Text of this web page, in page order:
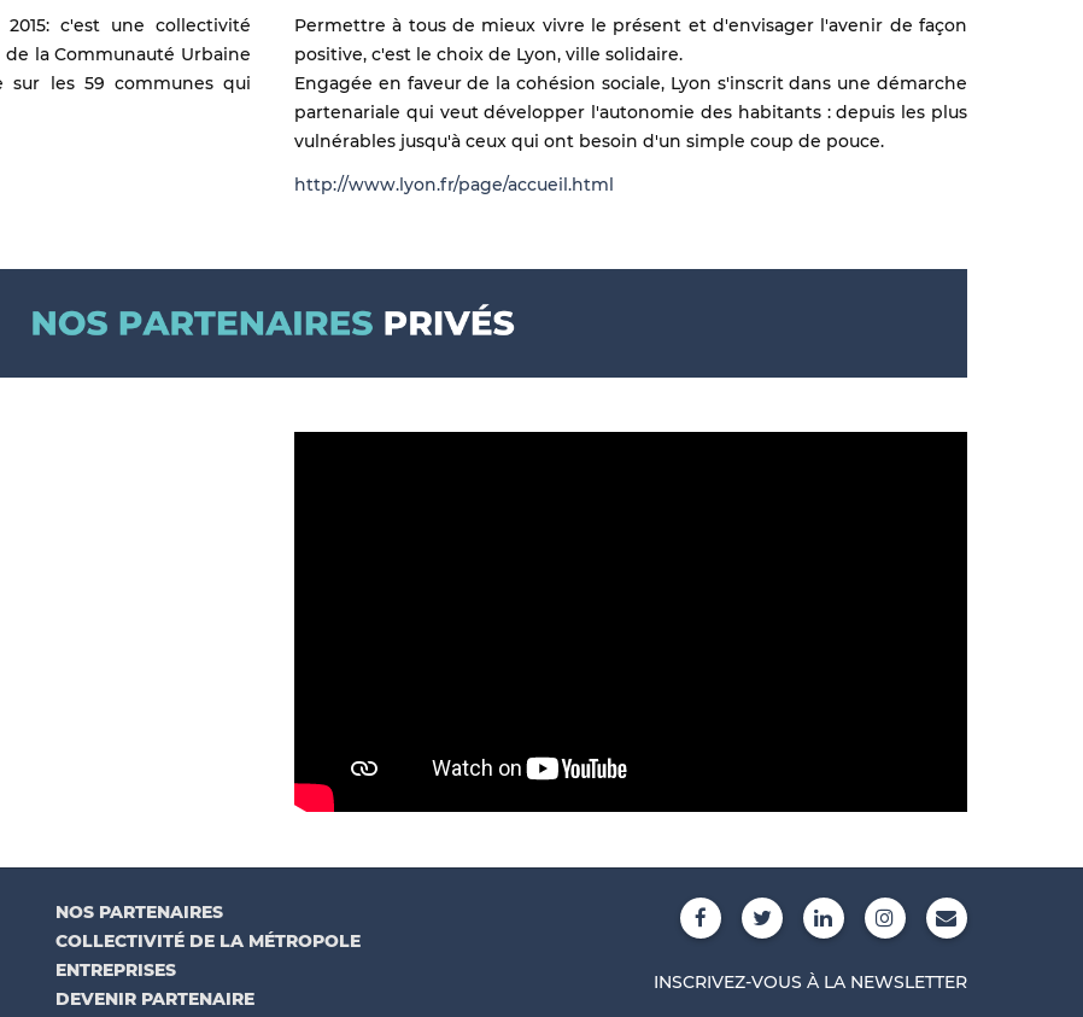
c'est une collectivité
la Communauté Urbaine
sur les 59 communes qui
Permettre à tous de mieux vivre le présent et d'envisager l'avenir de façon
positive, c'est le choix de Lyon, ville solidaire.
Engagée en faveur de la cohésion sociale, Lyon s'inscrit dans une démarche
partenariale qui veut développer l'autonomie des habitants : depuis les plus
vulnérables jusqu'à ceux qui ont besoin d'un simple coup de pouce.
http://www.lyon.fr/page/accueil.html
NOS PARTENAIRES
COLLECTIVITÉ DE LA MÉTROPOLE
ENTREPRISES
DEVENIR PARTENAIRE
INSCRIVEZ-VOUS À LA NEWSLETTER